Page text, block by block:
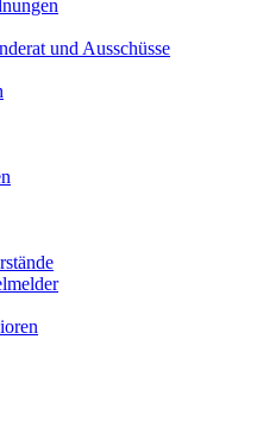
und Ausschüsse